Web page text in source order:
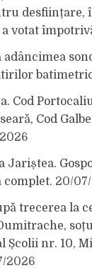
desființare,
votat
Cod
Cod
Jariștea.
complet. 20/
trecerea la
Școlii nr. 10,
2026